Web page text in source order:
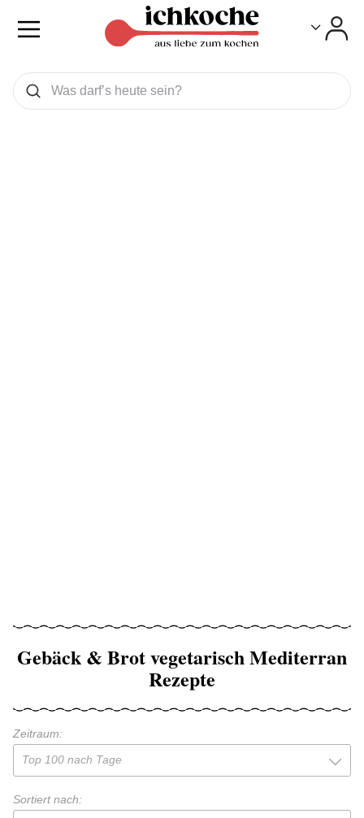
Was wollen Sie suchen
Suchen
Gebäck & Brot vegetarisch Mediterran
Rezepte
Zeitraum:
Top 100 nach Tage
Sortiert nach: